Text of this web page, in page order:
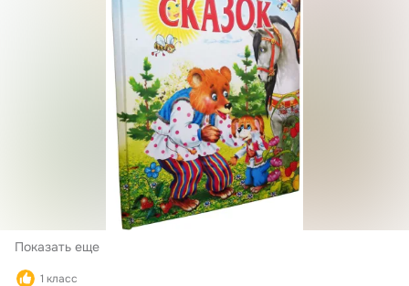
Показать еще
1 класс